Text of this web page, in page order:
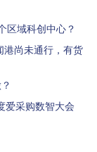
区域科创中心？
港尚未通行，有货
爱采购数智大会